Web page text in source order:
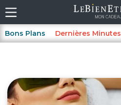
Bons Plans Dernières Minutes